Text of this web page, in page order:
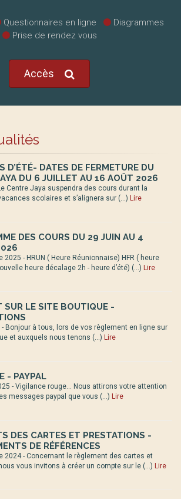
Questionnaires en ligne
Diagrammes
Prise de rendez vous
Accès
D’ÉTÉ- DATES DE FERMETURE DU
DU 6 JUILLET AU 16 AOÛT 2026
Centre Jaya suspendra des cours durant la
scolaires et s’alignera sur (…) Lire
DES COURS DU 29 JUIN AU 4
2025 - HRUN ( Heure Réunionnaise) HFR ( heure
heure décalage 2h - heure d’été) (…) Lire
SUR LE SITE BOUTIQUE -
- Bonjour à tous, lors de vos règlement en ligne sur
et auxquels nous tenons (…) Lire
- PAYPAL
- Vigilance rouge... Nous attirons votre attention
messages paypal que vous (…) Lire
DES CARTES ET PRESTATIONS -
DE RÉFÉRENCES
2024 - Concernant le règlement des cartes et
vous invitons à créer un compte sur le (…) Lire